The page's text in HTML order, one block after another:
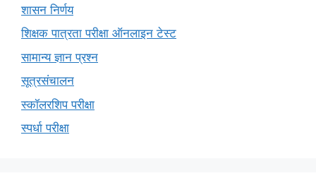
शासन निर्णय
शिक्षक पात्रता परीक्षा ऑनलाइन टेस्ट
सामान्य ज्ञान प्रश्न
सूत्रसंचालन
स्कॉलरशिप परीक्षा
स्पर्धा परीक्षा